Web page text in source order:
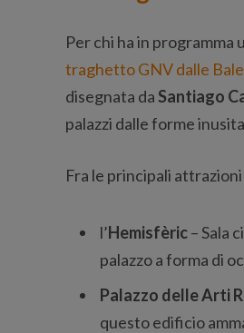
Per chi ha in programma
traghetto GNV dalle
disegnata daSantiago
palazzi dalle forme
Fra le principali
l’Hemisfèric– Sala
palazzo a forma di
Palazzo delle Arti
questo edificio